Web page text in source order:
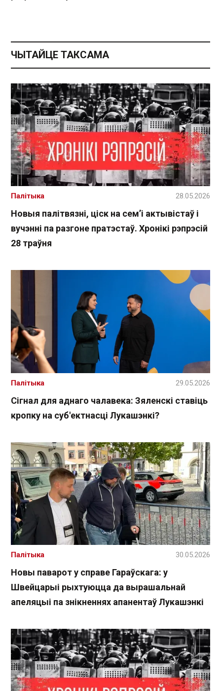
ЧЫТАЙЦЕ ТАКСАМА
Новыя палітвязні, ціск на сем’і актывістаў і
вучэнні па разгоне пратэстаў. Хронікі рэпрэсій
28 траўня
Палітыка 28.05.2026
Сігнал для аднаго чалавека: Зяленскі ставіць
кропку на суб'ектнасці Лукашэнкі?
Палітыка 29.05.2026
Новы паварот у справе Гараўскага: у
Швейцарыі рыхтуюцца да вырашальнай
апеляцыі па знікненнях апанентаў Лукашэнкі
Палітыка 30.05.2026